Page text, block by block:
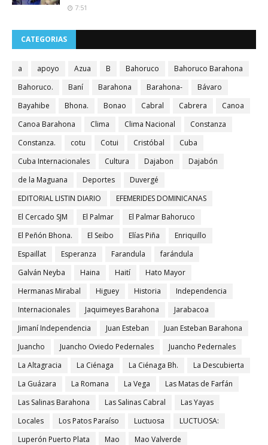
7:51
CATEGORIAS
a apoyo Azua B Bahoruco
Bahoruco Barahona
Bahoruco.
Baní Barahona Barahona-
Bávaro
Bayahibe
Bhona. Bonao Cabral Cabrera
Canoa
Canoa Barahona
Clima Clima Nacional
Constanza
Constanza.
cotu Cotui Cristóbal
Cuba
Cuba Internacionales
Cultura Dajabon
Dajabón
de la Maguana
Deportes
Duvergé
EDITORIAL LISTIN DIARIO
EFEMERIDES DOMINICANAS
El Cercado SJM
El Palmar
El Palmar Bahoruco
El Peñón Bhona.
El Seibo Elías Piña
Enriquillo
Espaillat
Esperanza Farandula
farándula
Galván Neyba
Haina Haití
Hato Mayor
Hermanas Mirabal
Higuey Historia
Independencia
Internacionales
Jaquimeyes Barahona
Jarabacoa
Jimaní Independencia
Juan Esteban
Juan Esteban Barahona
Juancho
Juancho Oviedo Pedernales
Juancho Pedernales
La Altagracia
La Ciénaga La Ciénaga Bh.
La Descubierta
La Guázara
La Romana La Vega
Las Matas de Farfán
Las Salinas Barahona
Las Salinas Cabral
Las Yayas
Locales
Los Patos Paraíso Luctuosa
LUCTUOSA:
Luperón Puerto Plata
Mao
Mao Valverde